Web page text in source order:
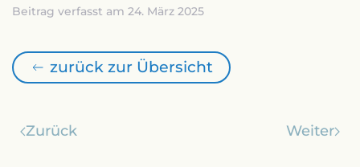
Beitrag verfasst am 24. März 2025
zurück zur Übersicht
Zurück Weiter